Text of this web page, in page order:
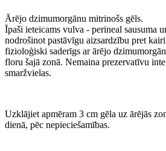
Ārējo dzimumorgānu mitrinošs gēls.
Īpaši ieteicams vulva - perineal sausuma
nodrošinot pastāvīgu aizsardzību pret
fizioloģiski saderīgs ar ārējo
floru šajā zonā. Nemaina prezervatīvu
smaržvielas.
Uzklājiet apmēram 3 cm gēla uz ārējās
dienā, pēc nepieciešamības.